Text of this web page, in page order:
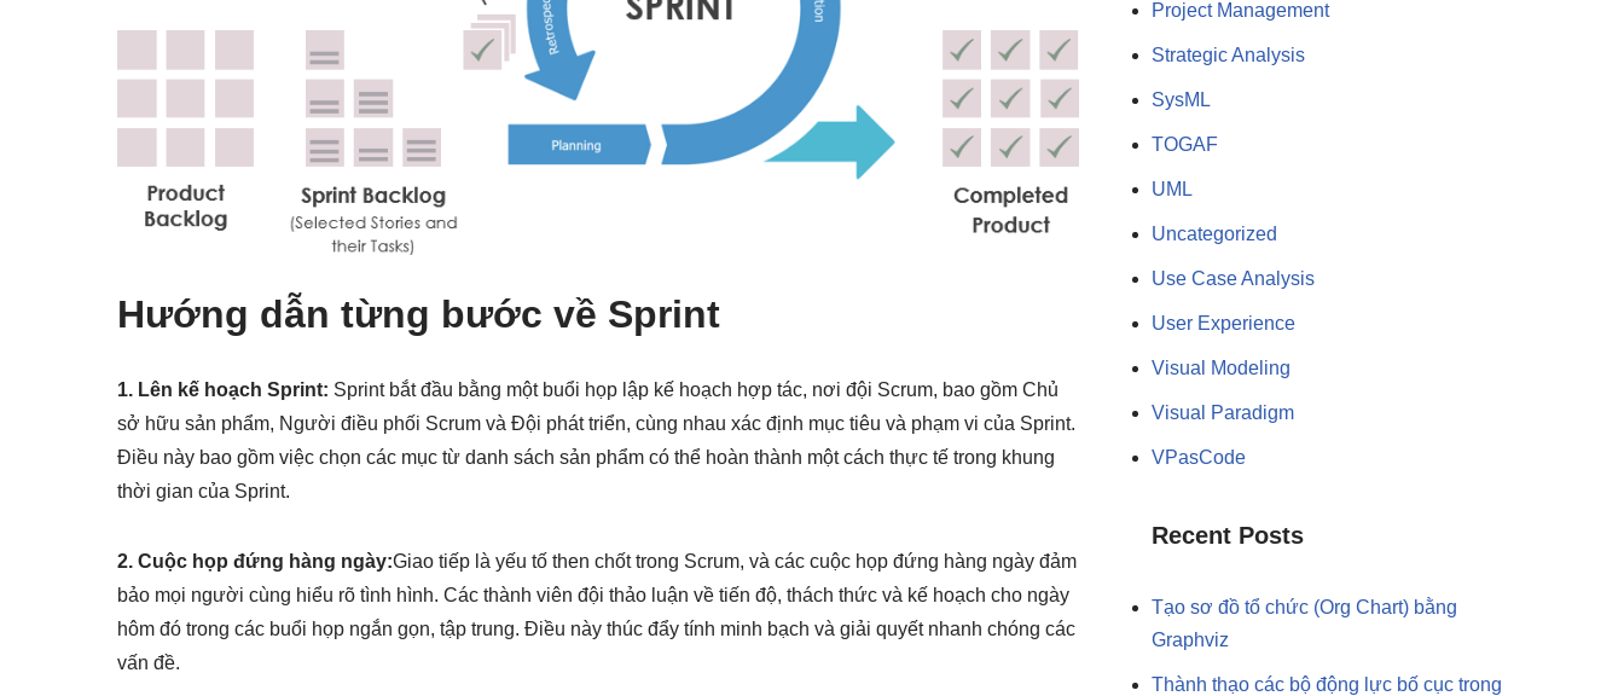
Hướng dẫn từng bước về Sprint
1. Lên kế hoạch Sprint: Sprint bắt đầu bằng một buổi họp lập kế hoạch hợp tác, nơi đội Scrum, bao gồm Chủ
sở hữu sản phẩm, Người điều phối Scrum và Đội phát triển, cùng nhau xác định mục tiêu và phạm vi của Sprint.
Điều này bao gồm việc chọn các mục từ danh sách sản phẩm có thể hoàn thành một cách thực tế trong khung
thời gian của Sprint.
2. Cuộc họp đứng hàng ngày:Giao tiếp là yếu tố then chốt trong Scrum, và các cuộc họp đứng hàng ngày đảm
bảo mọi người cùng hiểu rõ tình hình. Các thành viên đội thảo luận về tiến độ, thách thức và kế hoạch cho ngày
hôm đó trong các buổi họp ngắn gọn, tập trung. Điều này thúc đẩy tính minh bạch và giải quyết nhanh chóng các
vấn đề.
Project Management
Strategic Analysis
SysML
TOGAF
UML
Uncategorized
Use Case Analysis
User Experience
Visual Modeling
Visual Paradigm
VPasCode
Recent Posts
Tạo sơ đồ tổ chức (Org Chart) bằng
Graphviz
Thành thạo các bộ động lực bố cục trong